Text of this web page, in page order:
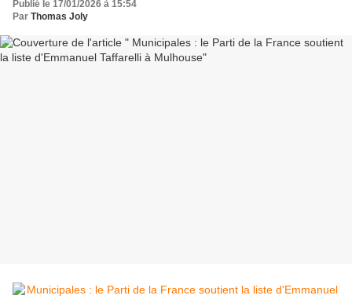
Publié le 17/01/2026 à 15:54
Par Thomas Joly